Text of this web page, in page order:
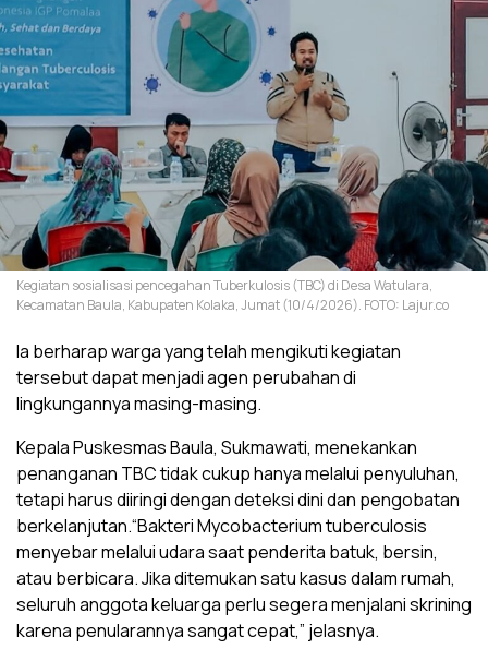
Kegiatan sosialisasi pencegahan Tuberkulosis (TBC) di Desa Watulara,
Kecamatan Baula, Kabupaten Kolaka, Jumat (10/4/2026). FOTO: Lajur.co
Ia berharap warga yang telah mengikuti kegiatan
tersebut dapat menjadi agen perubahan di
lingkungannya masing-masing.
Kepala Puskesmas Baula, Sukmawati, menekankan
penanganan TBC tidak cukup hanya melalui penyuluhan,
tetapi harus diiringi dengan deteksi dini dan pengobatan
berkelanjutan.“Bakteri Mycobacterium tuberculosis
menyebar melalui udara saat penderita batuk, bersin,
atau berbicara. Jika ditemukan satu kasus dalam rumah,
seluruh anggota keluarga perlu segera menjalani skrining
karena penularannya sangat cepat,” jelasnya.